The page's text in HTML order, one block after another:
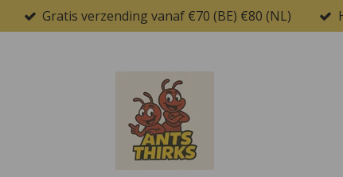
Gratis verzending vanaf €70 (BE) €80 (NL)